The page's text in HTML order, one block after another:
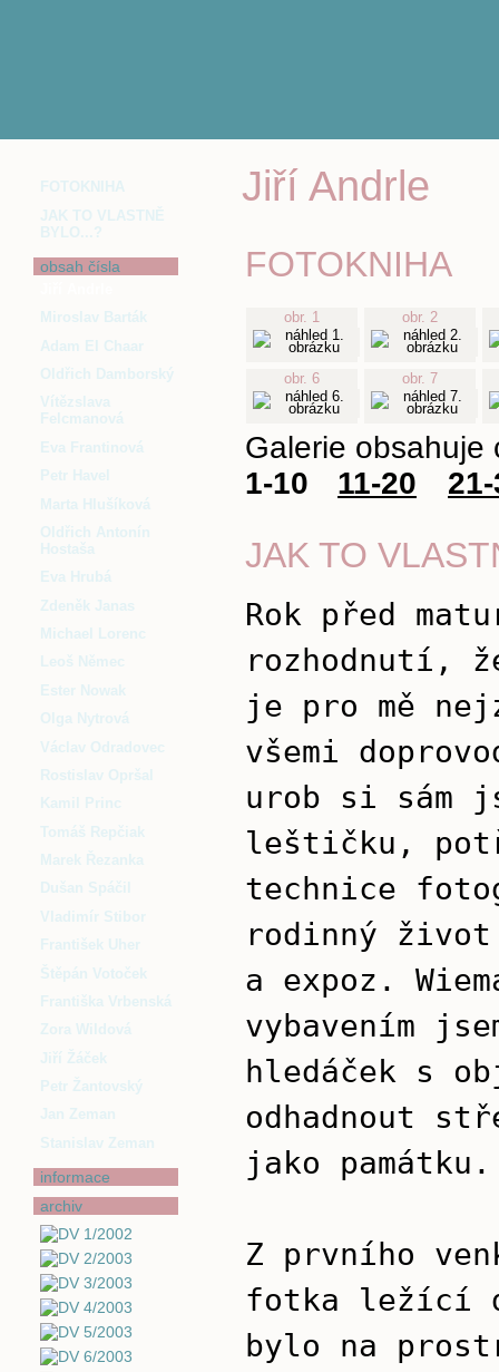
FOTOKNIHA
JAK TO VLASTNĚ
BYLO...?
obsah čísla
Miroslav Barták
Adam El Chaar
Oldřich Damborský
Vítězslava
Felcmanová
Eva Frantinová
Petr Havel
Marta Hlušíková
Oldřich Antonín
Hostaša
Eva Hrubá
Zdeněk Janas
Michael Lorenc
Leoš Němec
Ester Nowak
Olga Nytrová
Václav Odradovec
Rostislav Opršal
Kamil Princ
Tomáš Repčiak
Marek Řezanka
Dušan Spáčil
Vladimír Stibor
František Uher
Štěpán Votoček
Františka Vrbenská
Zora Wildová
Jiří Žáček
Petr Žantovský
Jan Zeman
Stanislav Zeman
informace
archiv
Jiří Andrle
FOTOKNIHA
obr. 1 obr. 2
obr. 6 obr. 7
Galerie obsahuje
1-10 11-20
JAK TO
Rok před
rozhodnutí,
je pro mě
všemi
urob si sám
leštičku,
technice
rodinný život
a expoz.
vybavením
hledáček s
odhadnout
jako památku.
Z prvního
fotka ležící
bylo na